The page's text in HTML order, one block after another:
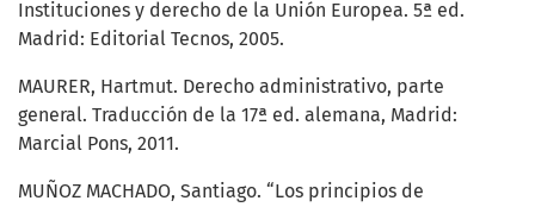
Instituciones y derecho de la Unión Europea. 5ª ed.
Madrid: Editorial Tecnos, 2005.
MAURER, Hartmut. Derecho administrativo, parte
general. Traducción de la 17ª ed. alemana, Madrid:
Marcial Pons, 2011.
MUÑOZ MACHADO, Santiago. “Los principios de